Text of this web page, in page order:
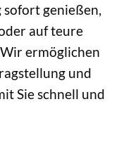
genießen,
auf teure
ermöglichen
und
Sie schnell und